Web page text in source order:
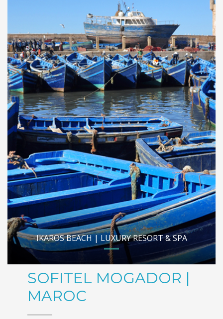
IKAROS BEACH | LUXURY RESORT & SPA
SOFITEL MOGADOR |
MAROC